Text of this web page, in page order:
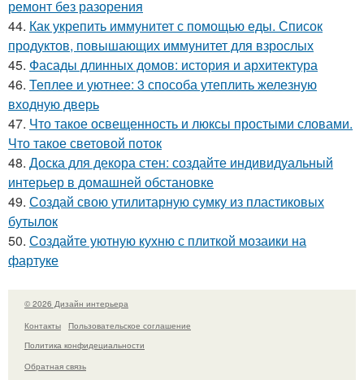
ремонт без разорения
44. Как укрепить иммунитет с помощью еды. Список
продуктов, повышающих иммунитет для взрослых
45. Фасады длинных домов: история и архитектура
46. Теплее и уютнее: 3 способа утеплить железную
входную дверь
47. Что такое освещенность и люксы простыми словами.
Что такое световой поток
48. Доска для декора стен: создайте индивидуальный
интерьер в домашней обстановке
49. Создай свою утилитарную сумку из пластиковых
бутылок
50. Создайте уютную кухню с плиткой мозаики на
фартуке
© 2026 Дизайн интерьера
Контакты
Пользовательское соглашение
Политика конфидециальности
Обратная связь